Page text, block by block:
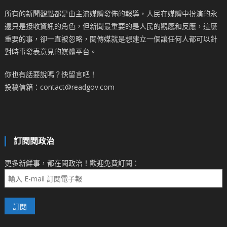
所有的新聞觀點都是由主流媒體發佈的報導，人民在媒體中扮演的永
遠只是接收資訊的角色，但新聞最重要的是人民的觀感和反應，這麼
重要的事，卻一直被忽略，閱傳媒就是想建立一個讓任何人都可以針
對時事發表意見的媒體平台。
你也有話要說嗎？快留言吧！
投稿信箱：contact@readgov.com
訂閱閱政治
更多新鮮事，都在閱政治！歡迎免費訂閱：